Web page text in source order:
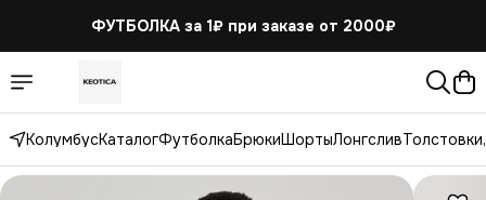
ФУТБОЛКА за 1₽ при заказе от 2000₽
КолумбусКаталогФутболкаБрюкиШортыЛонгслив